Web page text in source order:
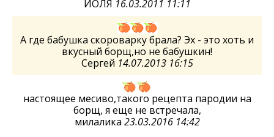
ЙОЛЯ 16.03.2011 11:11
А где бабушка скороварку брала? Эх - это хоть и
вкусный борщ,но не бабушкин!
Сергей 14.07.2013 16:15
настоящее месиво,такого рецепта пародии на
борщ, я еще не встречала,
милалика 23.03.2016 14:42